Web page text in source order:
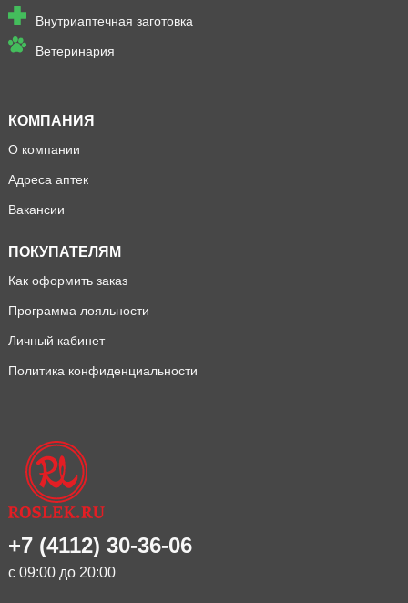
Внутриаптечная заготовка
Ветеринария
КОМПАНИЯ
О компании
Адреса аптек
Вакансии
ПОКУПАТЕЛЯМ
Как оформить заказ
Программа лояльности
Личный кабинет
Политика конфиденциальности
+7 (4112) 30-36-06
с 09:00 до 20:00